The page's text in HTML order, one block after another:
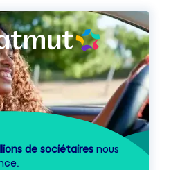
de sociétaires nous